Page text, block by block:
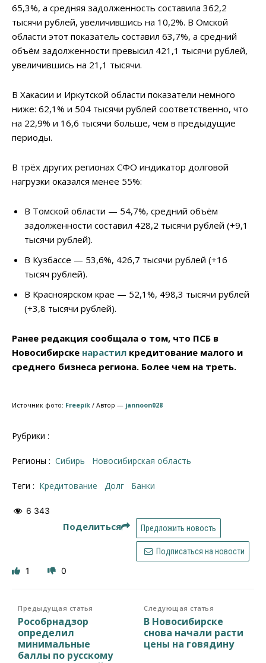
65,3%, а средняя задолженность составила 362,2
тысячи рублей, увеличившись на 10,2%. В Омской
области этот показатель составил 63,7%, а средний
объём задолженности превысил 421,1 тысячи рублей,
увеличившись на 21,1 тысячи.
В Хакасии и Иркутской области показатели немного
ниже: 62,1% и 504 тысячи рублей соответственно, что
на 22,9% и 16,6 тысячи больше, чем в предыдущие
периоды.
В трёх других регионах СФО индикатор долговой
нагрузки оказался менее 55%:
В Томской области — 54,7%, средний объём
задолженности составил 428,2 тысячи рублей (+9,1
тысячи рублей).
В Кузбассе — 53,6%, 426,7 тысячи рублей (+16
тысяч рублей).
В Красноярском крае — 52,1%, 498,3 тысячи рублей
(+3,8 тысячи рублей).
Ранее редакция сообщала о том, что ПСБ в
Новосибирске нарастил кредитование малого и
среднего бизнеса региона. Более чем на треть.
Источник фото: Freepik / Автор — jannoon028
Рубрики :
Регионы : Сибирь Новосибирская область
Теги : кредитование долг банки
6 343
Поделиться Предложить новость
Подписаться на новости
1 0
Предыдущая статья
Рособрнадзор
определил
минимальные
баллы по русскому
Следующая статья
В Новосибирске
снова начали расти
цены на говядину